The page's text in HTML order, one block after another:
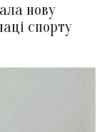
нову
спорту